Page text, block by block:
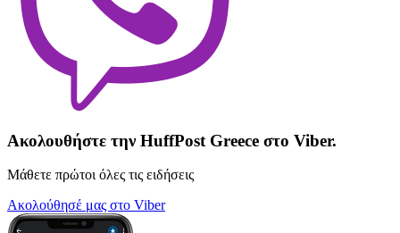
Ακολουθήστε την HuffPost Greece στο Viber.
Μάθετε πρώτοι όλες τις ειδήσεις
Ακολούθησέ μας στο Viber